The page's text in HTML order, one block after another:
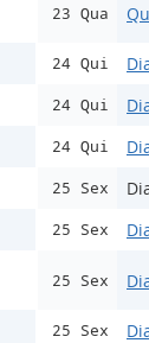
23 Qua
24 Qui
24 Qui
24 Qui
25 Sex
25 Sex
25 Sex
25 Sex